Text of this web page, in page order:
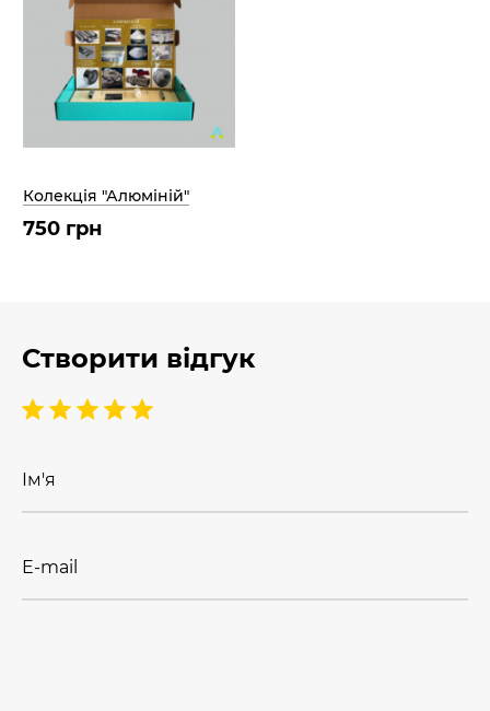
Колекція "Алюміній"
750 грн
Створити відгук
Ім'я
E-mail